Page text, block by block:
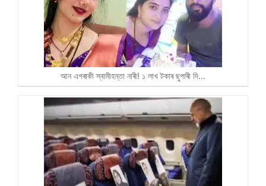
আন এগৰাকী স্বামীহন্তা নাৰী! ১ লাখ টকাৰ ছুপাৰী দি…